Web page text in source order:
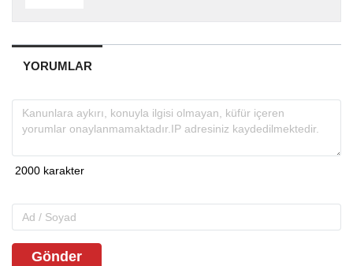
YORUMLAR
Gönder